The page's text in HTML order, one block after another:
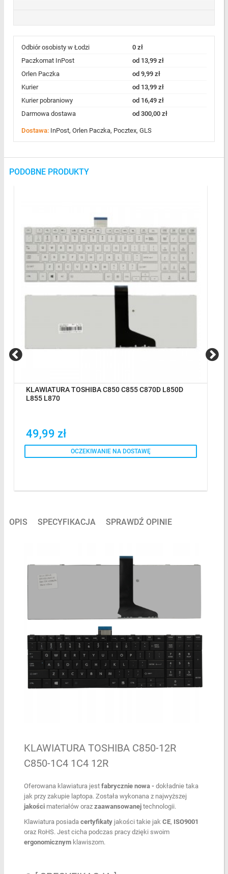
Odbiór osobisty w Łodzi
0 zł
Paczkomat InPost
od 13,99 zł
Orlen Paczka
od 9,99 zł
Kurier
od 13,99 zł
Kurier pobraniowy
od 16,49 zł
Darmowa dostawa
od 300,00 zł
Dostawa: InPost, Orlen Paczka, Pocztex, GLS
PODOBNE PRODUKTY
KLAWIATURA TOSHIBA C850 C855 C870D L850D
L855 L870
49,99 zł
OCZEKIWANIE NA DOSTAWĘ
OPIS SPECYFIKACJA SPRAWDŹ OPINIE
KLAWIATURA TOSHIBA C850-12R
C850-1C4 1C4 12R
Oferowana klawiatura jestfabrycznie nowa -dokładnie taka
jak przy zakupie laptopa. Została wykonana z najwyższej
jakościmateriałów oraz zaawansowanejtechnologii.
Klawiatura posiada certyfikatyjakości takie jak CE, ISO9001
oraz RoHS. Jest cicha podczas pracy dzięki swoim
ergonomicznymklawiszom.